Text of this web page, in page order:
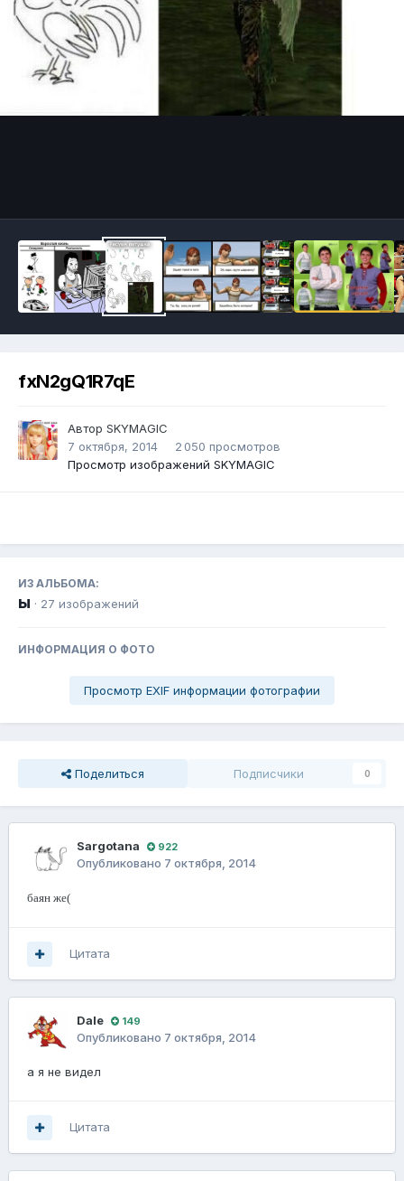
fxN2gQ1R7qE
Автор SKYMAGIC
7 октября, 2014
2 050 просмотров
Просмотр изображений SKYMAGIC
ИЗ АЛЬБОМА:
ы · 27 изображений
ИНФОРМАЦИЯ О ФОТО
Просмотр EXIF информации фотографии
Поделиться Подписчики 0
Sargotana 922
Опубликовано 7 октября, 2014
баян же(
Цитата
Dale 149
Опубликовано 7 октября, 2014
а я не видел
Цитата